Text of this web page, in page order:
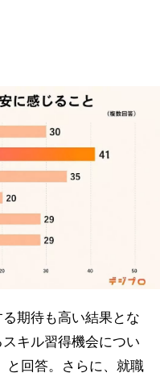
期待も高い結果とな
キル習得機会につい
と回答。さらに、就職